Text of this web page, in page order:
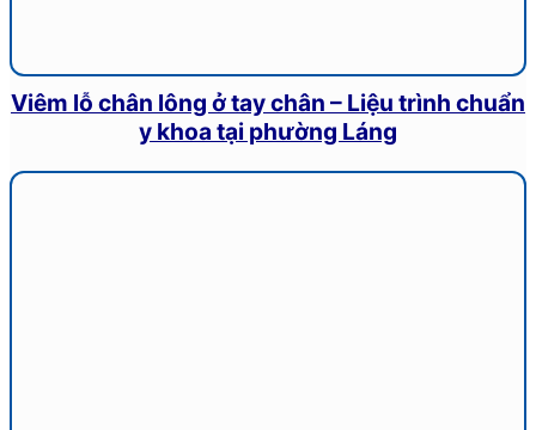
Viêm lỗ chân lông ở tay chân – Liệu trình chuẩn
y khoa tại phường Láng